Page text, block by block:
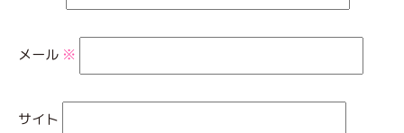
メール ※
サイト